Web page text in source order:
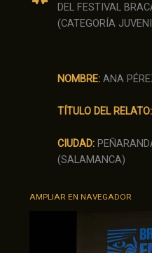
DEL FESTIVAL
(CATEGORÍA
NOMBRE: ANA
TÍTULO DEL RELATO:
CIUDAD:
(SALAMANCA)
AMPLIAR EN NAVEGADOR